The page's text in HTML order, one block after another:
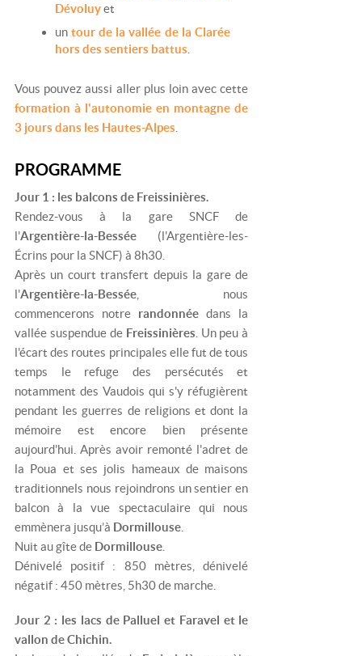
Dévoluyet
untour de la vallée de la Clarée
hors des sentiers battus
Vous pouvez aussi aller plus loin avec cette
formation à l'autonomie en montagne de
3 jours dans les Hautes-Alpes
PROGRAMME
Jour 1 : les balcons de Freissinières.
Rendez-vous à la gare SNCF de
l'Argentière-la-Bessée(l'Argentière-les-
Écrins pour la SNCF) à 8h30.
Après un court transfert depuis la gare de
l'Argentière-la-Bessée, nous
commencerons notre randonnéedans la
vallée suspendue de Freissinières . Un peu à
l'écart des routes principales elle fut de tous
temps le refuge des persécutés et
notamment des Vaudois qui s'y réfugièrent
pendant les guerres de religions et dont la
mémoire est encore bien présente
aujourd'hui. Après avoir remonté l'adret de
la Poua et ses jolis hameaux de maisons
traditionnels nous rejoindrons un sentier en
balcon à la vue spectaculaire qui nous
emmènera jusqu’à Dormillouse.
Nuit au gîte de Dormillouse.
Dénivelé positif : 850 mètres, dénivelé
négatif : 450 mètres, 5h30 de marche.
Jour 2 : les lacs de Palluel et Faravel et le
vallon de Chichin.